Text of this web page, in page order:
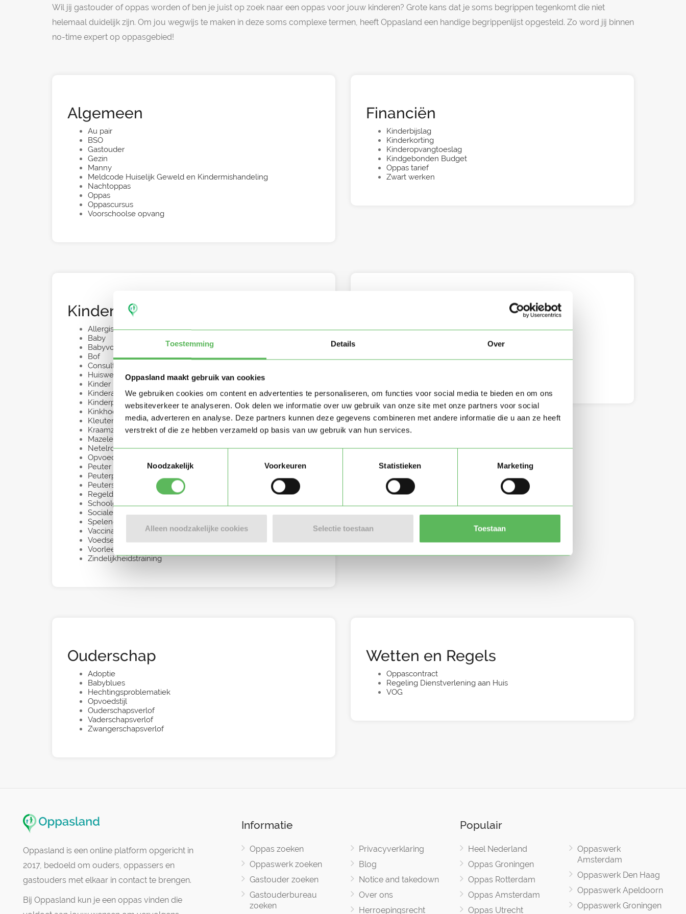
Toestemming Details Over
Oppasland maakt gebruik van cookies
We gebruiken cookies om content en advertenties te personaliseren, om functies voor social media te bieden en om ons
websiteverkeer te analyseren. Ook delen we informatie over uw gebruik van onze site met onze partners voor social
media, adverteren en analyse. Deze partners kunnen deze gegevens combineren met andere informatie die u aan ze heeft
verstrekt of die ze hebben verzameld op basis van uw gebruik van hun services.
Toestemmingsselectie
Noodzakelijk
Voorkeuren Statistieken Marketing
Alleen noodzakelijke cookies Selectie toestaan Toestaan
Wil jij gastouder of oppas worden of ben je juist op zoek naar een oppas voor jouw kinderen? Grote kans dat je soms begrippen tegenkomt die niet
helemaal duidelijk zijn. Om jou wegwijs te maken in deze soms complexe termen, heeft Oppasland een handige begrippenlijst opgesteld. Zo word jij binnen
no-time expert op oppasgebied!
Algemeen
Au pair
BSO
Gastouder
Gezin
Manny
Meldcode Huiselijk Geweld en Kindermishandeling
Nachtoppas
Oppas
Oppascursus
Voorschoolse opvang
Financiën
Kinderbijslag
Kinderkorting
Kinderopvangtoeslag
Kindgebonden Budget
Oppas tarief
Zwart werken
Kinderzorg en Ontwikkeling
Allergische reactie
Baby
Babyvoeding
Bof
Consultatiebureau
Huiswerkbegeleiding
Kinder EHBO-certificaat
Kinderactiviteiten
Kinderpsychologie
Kinkhoest
Kleuter
Kraamzorg
Mazelen
Netelroos
Opvoeding
Peuter
Peuterpuberteit
Peuterspeelzaal
Regeldagen
Schoolgaande kinderen
Sociale ontwikkeling
Spelenderwijs leren
Vaccinatieprogramma
Voedselallergie
Voorleestijd
Zindelijkheidstraining
Organisaties en Registraties
GGD
Ouderschap
Adoptie
Babyblues
Hechtingsproblematiek
Opvoedstijl
Ouderschapsverlof
Vaderschapsverlof
Zwangerschapsverlof
Wetten en Regels
Oppascontract
Regeling Dienstverlening aan Huis
VOG
Oppasland is een online platform opgericht in
2017, bedoeld om ouders, oppassers en
gastouders met elkaar in contact te brengen.
Bij Oppasland kun je een oppas vinden die
Informatie
Oppas zoeken
Oppaswerk zoeken
Gastouder zoeken
Gastouderbureau
zoeken
Privacyverklaring
Blog
Notice and takedown
Over ons
Herroepingsrecht
Populair
Heel Nederland
Oppas Groningen
Oppas Rotterdam
Oppas Amsterdam
Oppas Utrecht
Oppaswerk
Amsterdam
Oppaswerk Den Haag
Oppaswerk Apeldoorn
Oppaswerk Groningen